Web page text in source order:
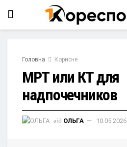
Головна Корисне
МРТ или КТ для
надпочечников
від ОЛЬГА 10.05.2026